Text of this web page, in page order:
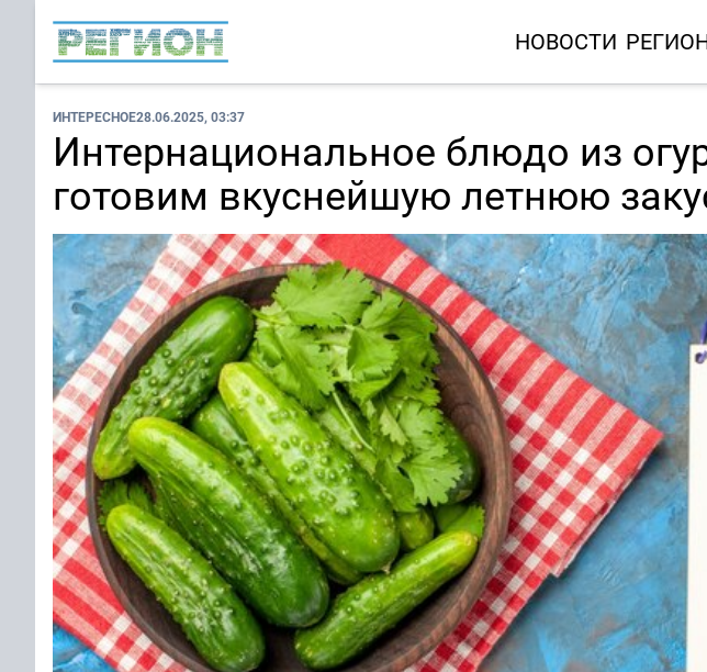
НОВОСТИ
ИНТЕРЕСНОЕ28.06.2025, 03:37
Интернациональное блюдо из
готовим вкуснейшую летнюю